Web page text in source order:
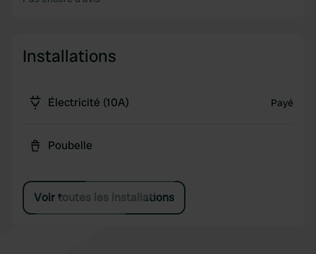
Installations
Électricité (10A) Payé
Poubelle
Voir toutes les installations